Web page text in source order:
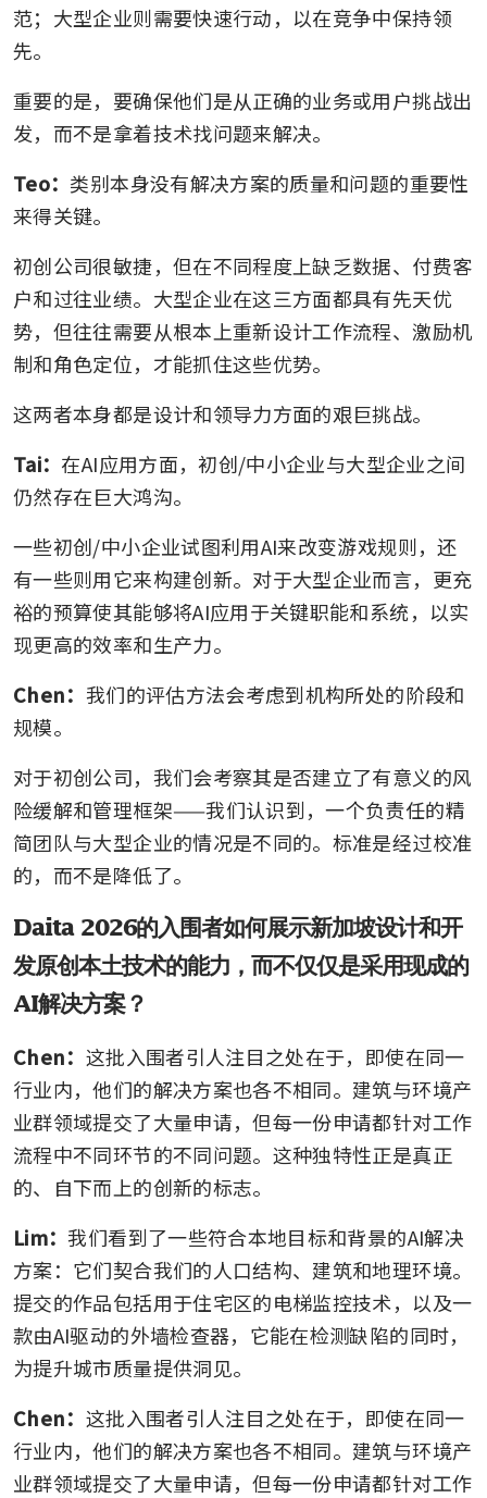
范；大型企业则需要快速行动，以在竞争中保持领
先。
重要的是，要确保他们是从正确的业务或用户挑战出
发，而不是拿着技术找问题来解决。
Teo： 类别本身没有解决方案的质量和问题的重要性
来得关键。
初创公司很敏捷，但在不同程度上缺乏数据、付费客
户和过往业绩。大型企业在这三方面都具有先天优
势，但往往需要从根本上重新设计工作流程、激励机
制和角色定位，才能抓住这些优势。
这两者本身都是设计和领导力方面的艰巨挑战。
Tai： 在AI应用方面，初创/中小企业与大型企业之间
仍然存在巨大鸿沟。
一些初创/中小企业试图利用AI来改变游戏规则，还
有一些则用它来构建创新。对于大型企业而言，更充
裕的预算使其能够将AI应用于关键职能和系统，以实
现更高的效率和生产力。
Chen： 我们的评估方法会考虑到机构所处的阶段和
规模。
对于初创公司，我们会考察其是否建立了有意义的风
险缓解和管理框架——我们认识到，一个负责任的精
简团队与大型企业的情况是不同的。标准是经过校准
的，而不是降低了。
Daita 2026的入围者如何展示新加坡设计和开
发原创本土技术的能力，而不仅仅是采用现成的
AI解决方案？
Chen： 这批入围者引人注目之处在于，即使在同一
行业内，他们的解决方案也各不相同。建筑与环境产
业群领域提交了大量申请，但每一份申请都针对工作
流程中不同环节的不同问题。这种独特性正是真正
的、自下而上的创新的标志。
Lim：我们看到了一些符合本地目标和背景的AI解决
方案：它们契合我们的人口结构、建筑和地理环境。
提交的作品包括用于住宅区的电梯监控技术，以及一
款由AI驱动的外墙检查器，它能在检测缺陷的同时，
为提升城市质量提供洞见。
Chen： 这批入围者引人注目之处在于，即使在同一
行业内，他们的解决方案也各不相同。建筑与环境产
业群领域提交了大量申请，但每一份申请都针对工作